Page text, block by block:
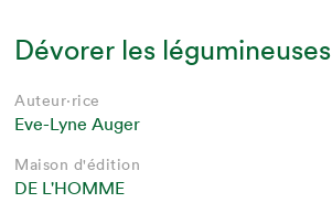
Dévorer les légumineuses
Auteur·rice
Eve-Lyne Auger
Maison d'édition
DE L'HOMME